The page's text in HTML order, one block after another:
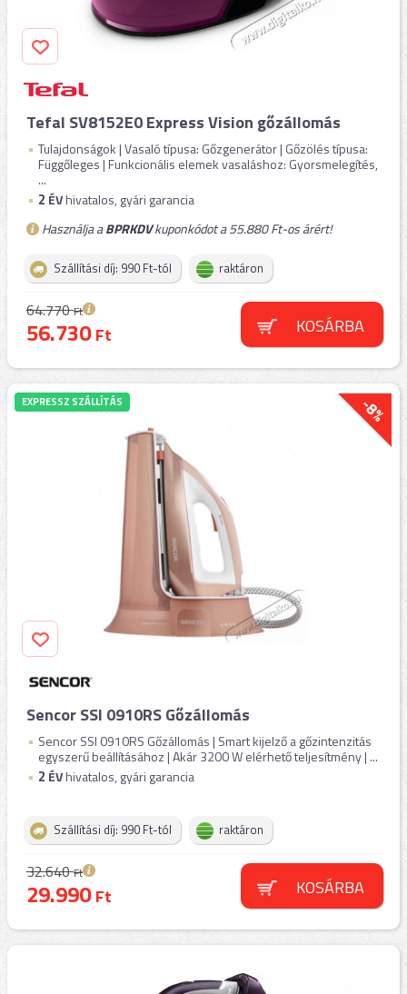
Tefal SV8152E0 Express Vision gőzállomás
Tulajdonságok | Vasaló típusa: Gőzgenerátor | Gőzölés típusa:
Függőleges | Funkcionális elemek vasaláshoz: Gyorsmelegítés,
...
2 ÉVhivatalos, gyári garancia
Használja aBPRKDVkuponkódot a 55.880 Ft-os árért!
Szállítási díj: 990 Ft-tól raktáron
64.770Ft
56.730Ft KOSÁRBA
-8%
EXPRESSZ SZÁLLÍTÁS
Sencor SSI 0910RS Gőzállomás
Sencor SSI 0910RS Gőzállomás | Smart kijelző a gőzintenzitás
egyszerű beállításához | Akár 3200 W elérhető teljesítmény | ...
2 ÉVhivatalos, gyári garancia
Szállítási díj: 990 Ft-tól raktáron
32.640Ft
29.990Ft KOSÁRBA